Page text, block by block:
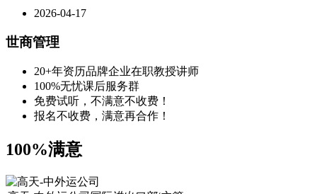
2026-04-17
世商管理
20+年资历品牌企业在职教授讲师
100%无忧课后服务群
免费试听，不满意不收费！
报名不收费，满意再合作！
100%满意